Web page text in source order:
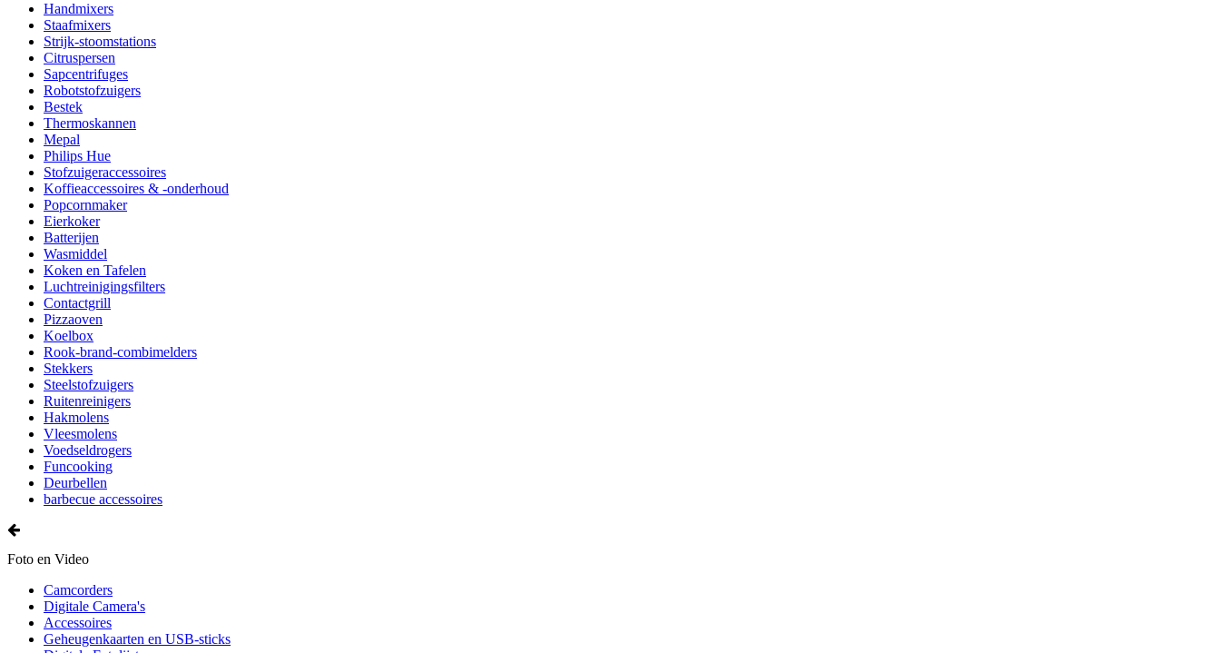
Handmixers
Staafmixers
Strijk-stoomstations
Citruspersen
Sapcentrifuges
Robotstofzuigers
Bestek
Thermoskannen
Mepal
Philips Hue
Stofzuigeraccessoires
Koffieaccessoires & -onderhoud
Popcornmaker
Eierkoker
Batterijen
Wasmiddel
Koken en Tafelen
Luchtreinigingsfilters
Contactgrill
Pizzaoven
Koelbox
Rook-brand-combimelders
Stekkers
Steelstofzuigers
Ruitenreinigers
Hakmolens
Vleesmolens
Voedseldrogers
Funcooking
Deurbellen
barbecue accessoires
Foto en Video
Camcorders
Digitale Camera's
Accessoires
Geheugenkaarten en USB-sticks